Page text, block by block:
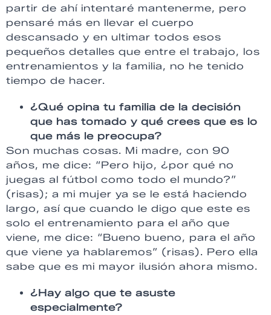
partir de ahí intentaré mantenerme, pero
pensaré más en llevar el cuerpo
descansado y en ultimar todos esos
pequeños detalles que entre el trabajo, los
entrenamientos y la familia, no he tenido
tiempo de hacer.
¿Qué opina tu familia de la decisión
que has tomado y qué crees que es lo
que más le preocupa?
Son muchas cosas. Mi madre, con 90
años, me dice: “Pero hijo, ¿por qué no
juegas al fútbol como todo el mundo?”
(risas); a mi mujer ya se le está haciendo
largo, así que cuando le digo que este es
solo el entrenamiento para el año que
viene, me dice: “Bueno bueno, para el año
que viene ya hablaremos” (risas). Pero ella
sabe que es mi mayor ilusión ahora mismo.
¿Hay algo que te asuste
especialmente?